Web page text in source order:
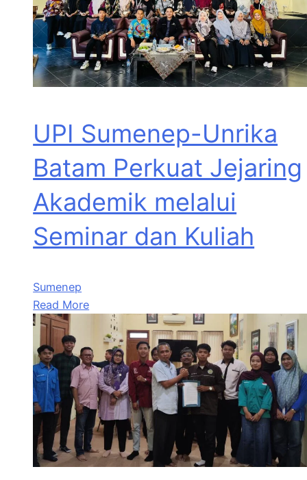
UPI Sumenep-Unrika
Batam Perkuat Jejaring
Akademik melalui
Seminar dan Kuliah
Sumenep
Read More